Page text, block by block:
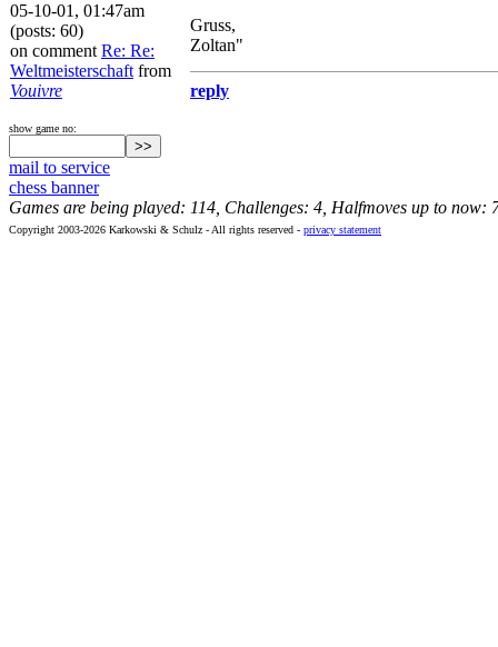
05-10-01, 01:47am
(posts: 60)
on comment Re: Re:
Weltmeisterschaft from
Vouivre
Gruss,
Zoltan"
reply
show game no:
mail to service
chess banner
Games are being played: 114, Challenges: 4, Halfmoves up to now:
Copyright 2003-2026 Karkowski & Schulz - All rights reserved - privacy statement